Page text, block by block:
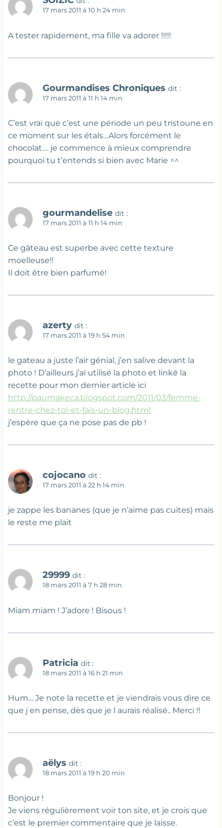
17 mars 2011 à 10 h 24 min
A tester rapidement, ma fille va adorer !!!!!
Gourmandises Chroniques dit :
17 mars 2011 à 11 h 14 min
C’est vrai que c’est une période un peu tristoune en
ce moment sur les étals…Alors forcément le
chocolat…. je commence à mieux comprendre
pourquoi tu t’entends si bien avec Marie ^^
gourmandelise dit :
17 mars 2011 à 11 h 14 min
Ce gâteau est superbe avec cette texture
moelleuse!!
Il doit être bien parfumé!
azerty dit :
17 mars 2011 à 19 h 54 min
le gateau a juste l’air génial, j’en salive devant la
photo ! D’ailleurs j’ai utilisé la photo et linké la
recette pour mon dernier article ici
http://paumakeca.blogspot.com/2011/03/femme-
rentre-chez-toi-et-fais-un-blog.html
j’espère que ça ne pose pas de pb !
cojocano dit :
17 mars 2011 à 22 h 14 min
je zappe les bananes (que je n’aime pas cuites) mais
le reste me plait
29999 dit :
18 mars 2011 à 7 h 28 min
Miam miam ! J’adore ! Bisous !
Patricia dit :
18 mars 2011 à 16 h 21 min
Hum… Je note la recette et je viendrais vous dire ce
que j en pense, dès que je l aurais réalisé.. Merci !!
aëlys dit :
18 mars 2011 à 19 h 20 min
Bonjour !
Je viens régulièrement voir ton site, et je crois que
c’est le premier commentaire que je laisse.